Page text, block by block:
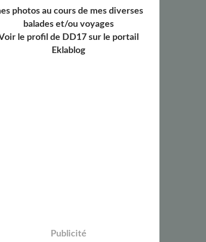
photos au cours de mes diverses
balades et/ou voyages
le profil de DD17sur le portail
Eklablog
Publicité